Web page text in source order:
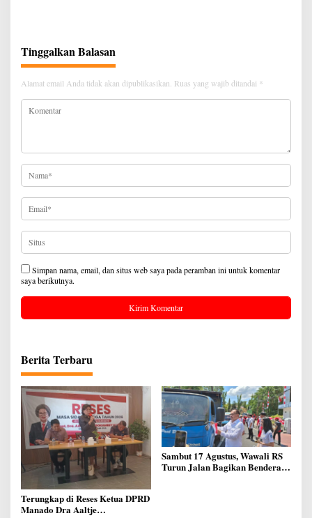
Tinggalkan Balasan
Alamat email Anda tidak akan dipublikasikan. Ruas yang wajib ditandai *
Simpan nama, email, dan situs web saya pada peramban ini untuk komentar
saya berikutnya.
Berita Terbaru
Terungkap di Reses Ketua DPRD
Manado Dra Aaltje
Sambut 17 Agustus, Wawali RS
Turun Jalan Bagikan Bendera